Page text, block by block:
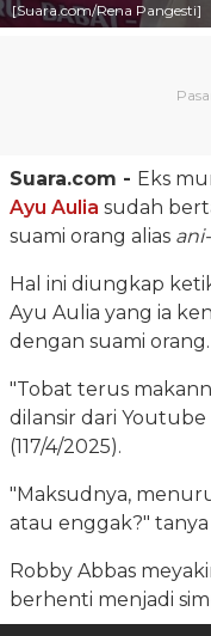
[Suara.com/Rena Pangesti]
Suara.com - Eks
Ayu Aulia sudah
suami orang alias
Hal ini diungkap
Ayu Aulia yang ia
dengan suami orang.
"Tobat terus
dilansir dari
(117/4/2025).
"Maksudnya,
atau enggak?"
Robby Abbas
berhenti menjadi